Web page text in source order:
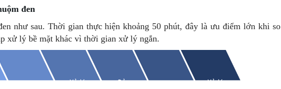
được sử dụng cho các sản phẩm thép như vít, bu-lông, các loại dụng cụ, chi